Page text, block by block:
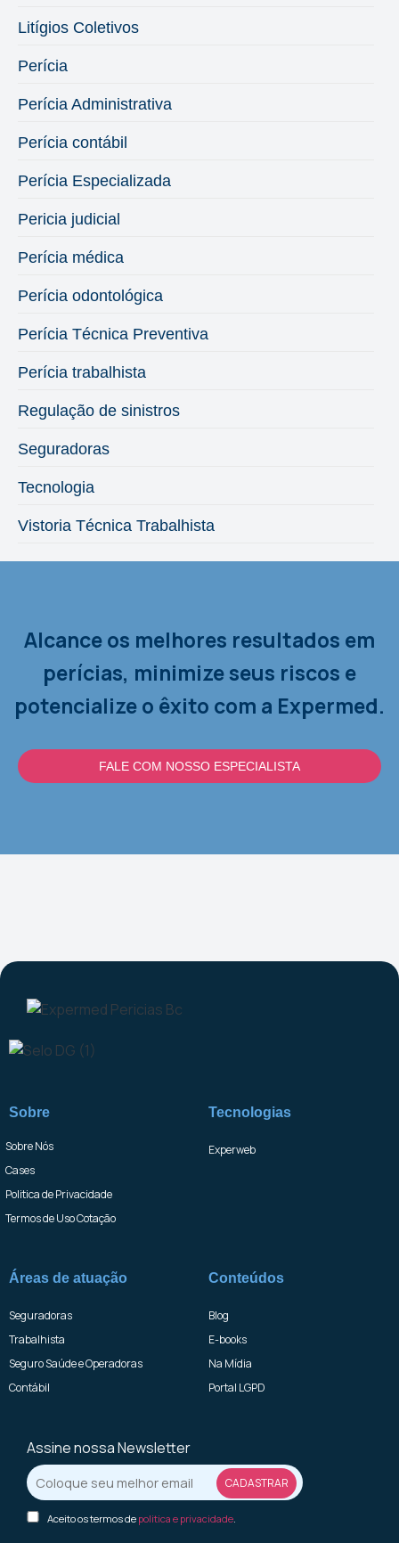
Litígios Coletivos
Perícia
Perícia Administrativa
Perícia contábil
Perícia Especializada
Pericia judicial
Perícia médica
Perícia odontológica
Perícia Técnica Preventiva
Perícia trabalhista
Regulação de sinistros
Seguradoras
Tecnologia
Vistoria Técnica Trabalhista
Alcance os melhores resultados em
perícias, minimize seus riscos e
potencialize o êxito com a Expermed.
FALE COM NOSSO ESPECIALISTA
Sobre
Sobre Nós
Cases
Politica de Privacidade
Termos de Uso Cotação
Tecnologias
Experweb
Áreas de atuação
Seguradoras
Trabalhista
Seguro Saúde e Operadoras
Contábil
Conteúdos
Blog
E-books
Na Mídia
Portal LGPD
Assine nossa Newsletter
Aceito os termos de politica e privacidade